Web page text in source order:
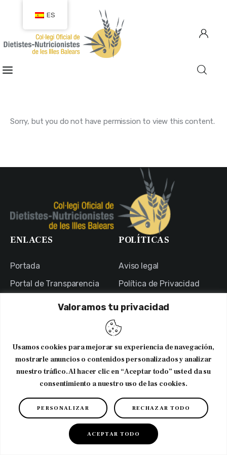
Valoramos tu privacidad
Usamos cookies para mejorar su experiencia de navegación,
mostrarle anuncios o contenidos personalizados y analizar
nuestro tráfico. Al hacer clic en “Aceptar todo” usted da su
consentimiento a nuestro uso de las cookies.
PERSONALIZAR RECHAZAR TODO
ACEPTAR TODO
EMPLEO
TRANSPARENCIA
Sorry, but you do not have permission to view this content.
ENLACES
Portada
Portal de Transparencia
POLÍTICAS
Aviso legal
Política de Privacidad
Política de Cookies
Suscribirme al newsletter
Nutricionistas de Illes Balears
ES